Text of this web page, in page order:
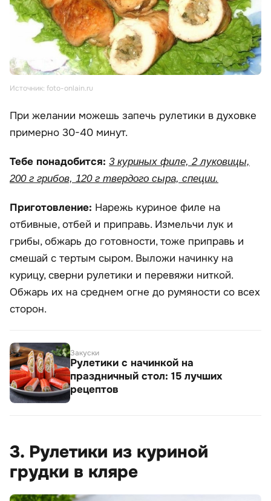
Источник: foto-onlain.ru
При желании можешь запечь рулетики в духовке
примерно 30-40 минут.
Тебе понадобится: 3 куриных филе, 2 луковицы,
200 г грибов, 120 г твердого сыра, специи.
Приготовление: Нарежь куриное филе на
отбивные, отбей и приправь. Измельчи лук и
грибы, обжарь до готовности, тоже приправь и
смешай с тертым сыром. Выложи начинку на
курицу, сверни рулетики и перевяжи ниткой.
Обжарь их на среднем огне до румяности со всех
сторон.
Закуски
Рулетики с начинкой на
праздничный стол: 15 лучших
рецептов
3. Рулетики из куриной
грудки в кляре